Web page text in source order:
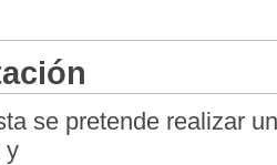
se pretende realizar
y